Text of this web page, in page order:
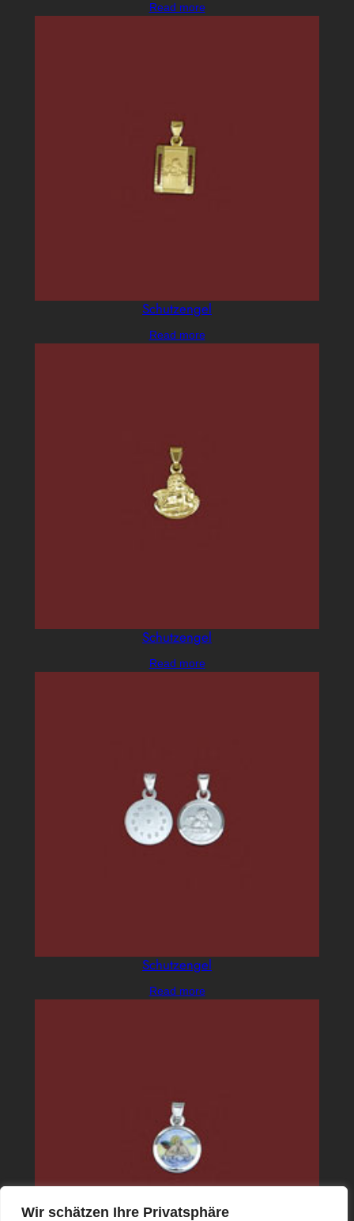
Wir schätzen Ihre Privatsphäre
Read more
Schutzengel
Read more
Schutzengel
Read more
Schutzengel
Read more